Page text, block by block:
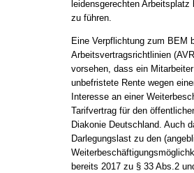
leidensgerechten
zu führen.
Eine Verpflichtung zum BEM
Arbeitsvertragsrichtlinien
vorsehen, dass ein
unbefristete Rente wegen
Interesse an einer
Tarifvertrag für den
Diakonie Deutschland. Auch
Darlegungslast zu den
bereits 2017 zu § 33 Abs.2